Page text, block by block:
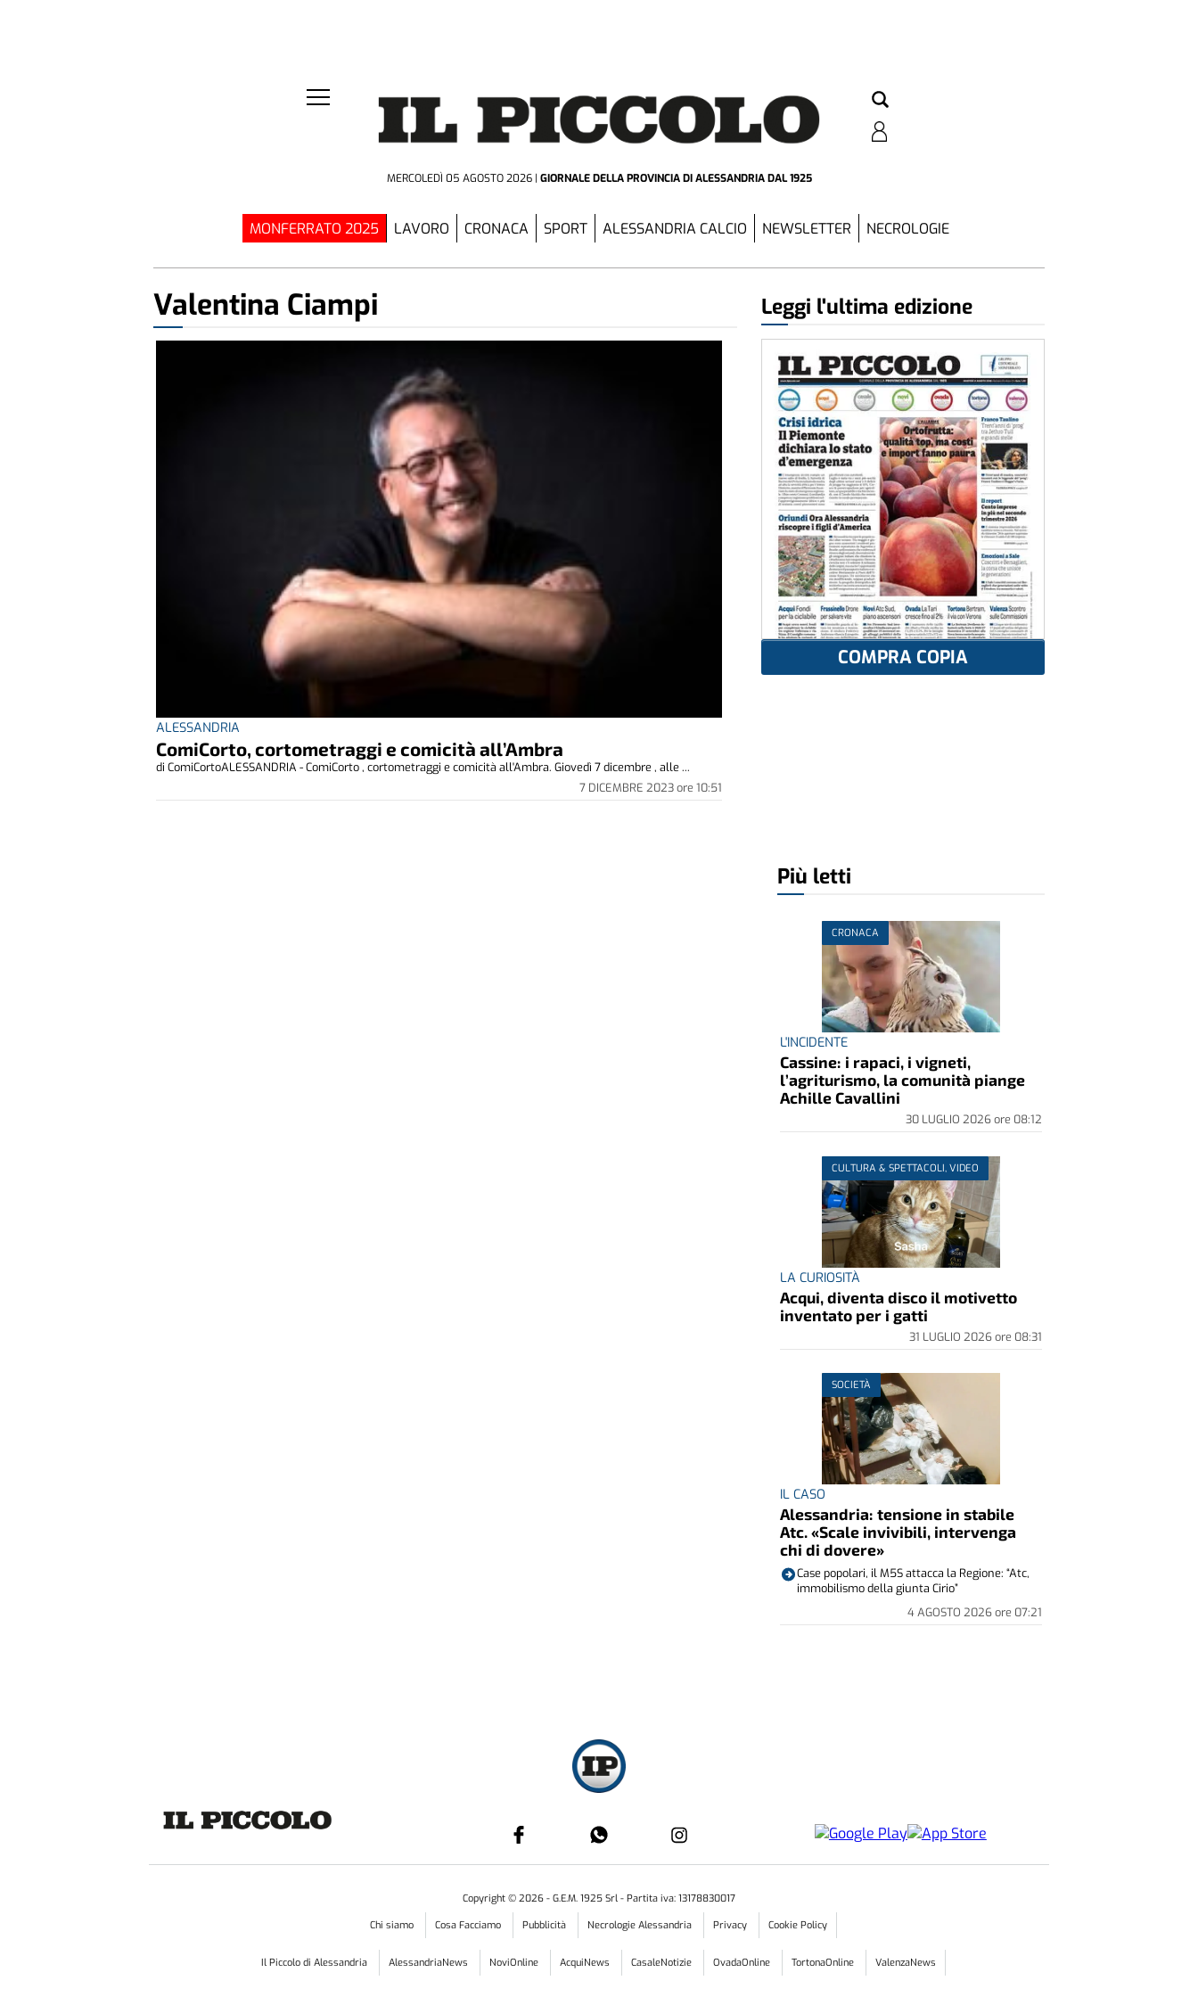
MERCOLEDÌ 05 AGOSTO 2026 GIORNALE DELLA PROVINCIADI ALESSANDRIA DAL 1925
MONFERRATO 2025 LAVORO CRONACA SPORT ALESSANDRIA CALCIO NEWSLETTER NECROLOGIE
Valentina Ciampi
ALESSANDRIA
ComiCorto, cortometraggi e comicità all’Ambra
7 DICEMBRE 2023ore 10:51
di ComiCortoALESSANDRIA - ComiCorto , cortometraggi e comicità all'Ambra. Giovedì 7 dicembre , alle ...
Leggi l'ultima edizione
COMPRA COPIA
Più letti
CRONACA
L'INCIDENTE
Cassine: i rapaci, i vigneti,
l’agriturismo, la comunità piange
Achille Cavallini
30 LUGLIO 2026ore 08:12
CULTURA & SPETTACOLI, VIDEO
LA CURIOSITÀ
Acqui, diventa disco il motivetto
inventato per i gatti
31 LUGLIO 2026ore 08:31
SOCIETÀ
IL CASO
Alessandria: tensione in stabile
Atc. «Scale invivibili, intervenga
chi di dovere»
4 AGOSTO 2026ore 07:21
Case popolari, il M5S attacca la Regione: “Atc,
immobilismo della giunta Cirio”
Copyright © 2026 - G.E.M. 1925 Srl - Partita iva: 13178830017
Chi siamo
Cosa Facciamo Pubblicità Necrologie Alessandria Privacy Cookie Policy
Il Piccolo di Alessandria AlessandriaNews NoviOnline AcquiNews CasaleNotizie OvadaOnline TortonaOnline ValenzaNews